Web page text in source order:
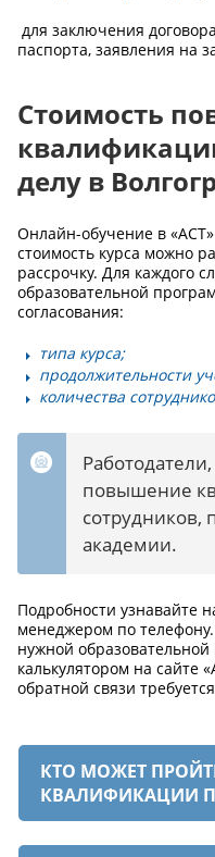
для заключения
паспорта, заявления на
Стоимость
делу в
Онлайн-обучение в
стоимость курса можно
рассрочку. Для каждого
образовательной
согласования:
типа курса;
продолжительности
количества
повышение
сотрудников,
академии.
Подробности узнавайте
менеджером по
нужной
калькулятором на сайте
обратной связи
КТО МОЖЕТ
КВАЛИФИКАЦИИ